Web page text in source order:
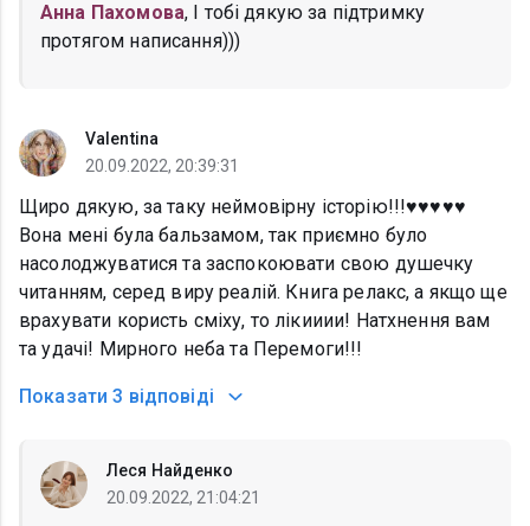
Анна Пахомова, І тобі дякую за підтримку
протягом написання)))
Valentina
20.09.2022, 20:39:31
Щиро дякую, за таку неймовірну історію!!!♥️♥️♥️♥️♥️
Вона мені була бальзамом, так приємно було
насолоджуватися та заспокоювати свою душечку
читанням, серед виру реалій. Книга релакс, а якщо ще
врахувати користь сміху, то лікииии! Натхнення вам
та удачі! Мирного неба та Перемоги!!!
Показати 3 відповіді
Леся Найденко
20.09.2022, 21:04:21